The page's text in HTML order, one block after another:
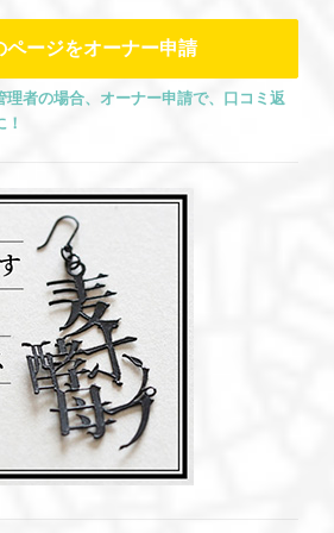
ページをオーナー申請
理者の場合、オーナー申請で、口コミ返